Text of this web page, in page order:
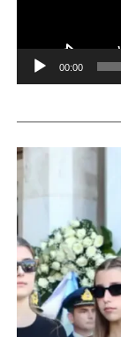
00:00